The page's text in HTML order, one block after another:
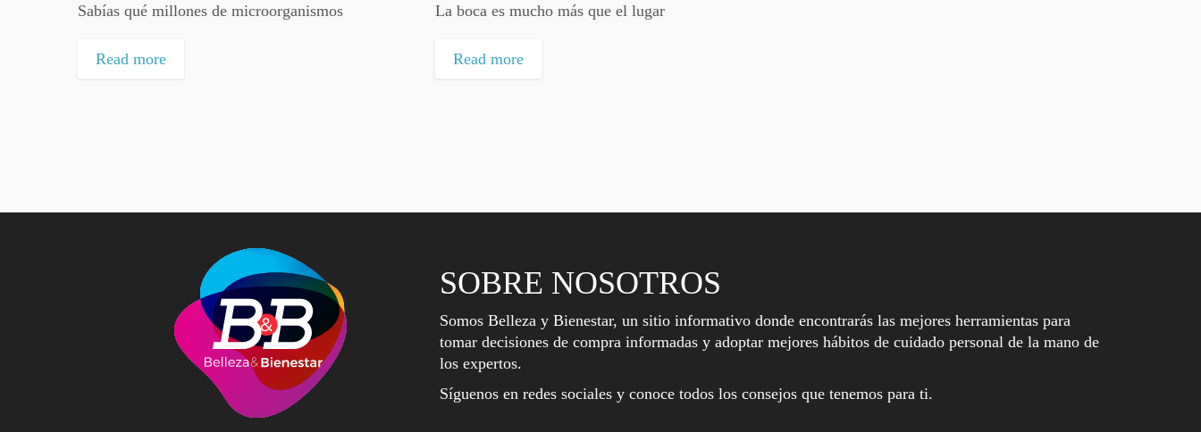
Sabías qué millones de microorganismos
Read more
La boca es mucho más que el lugar
Read more
SOBRE NOSOTROS
Somos Belleza y Bienestar, un sitio informativo donde encontrarás las mejores herramientas para
tomar decisiones de compra informadas y adoptar mejores hábitos de cuidado personal de la mano de
los expertos.
Síguenos en redes sociales y conoce todos los consejos que tenemos para ti.